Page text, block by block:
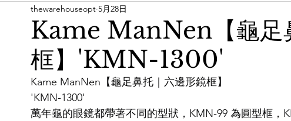
NATIVE SONS
YUICHI TOYAMA KAMEMANNEN MYKITA
H-FUSION JULIUS TART OPTICAL AKIRA AND SONS DITA
Kame ManNen【龜足
框】'KMN-1300'
thewarehouseopt 5月28日
Kame ManNen【龜足鼻托｜六邊形鏡框】
'KMN-1300'
萬年龜的眼鏡都帶著不同的型狀，KMN-99 為圓型框，